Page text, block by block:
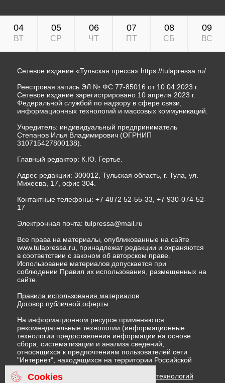
04
ВТ
05
СР
06
ЧТ
07
ПТ
08
СБ
09
ВС
Сетевое издание «Тульская пресса» https://tulapressa.ru/
Реестровая запись ЭЛ № ФС 77-85016 от 10.04.2023 г.
Сетевое издание зарегистрировано 10 апреля 2023 г.
Федеральной службой по надзору в сфере связи,
информационных технологий и массовых коммуникаций.
Учредитель: индивидуальный предприниматель
Степанов Илья Владимирович (ОГРНИП
310715427800138).
Главный редактор: К.Ю. Гертье.
Адрес редакции: 300012, Тульская область, г. Тула, ул.
Михеева, 17, офис 304.
Контактные телефоны: +7 4872 52-55-33, +7 930-074-52-
17
Электронная почта: tulpressa@mail.ru
Все права на материалы, опубликованные на сайте
www.tulapressa.ru, принадлежат редакции и охраняются
в соответствии с законом об авторском праве.
Использование материалов допускается при
соблюдении Правил их использования, размещенных на
сайте.
Правила использования материалов
Договор публичной оферты
На информационном ресурсе применяются
рекомендательные технологии (информационные
технологии предоставления информации на основе
сбора, систематизации и анализа сведений,
относящихся к предпочтениям пользователей сети
"Интернет", находящихся на территории Российской
Федерации)
Правила применения рекомендательных технологий
Cookies